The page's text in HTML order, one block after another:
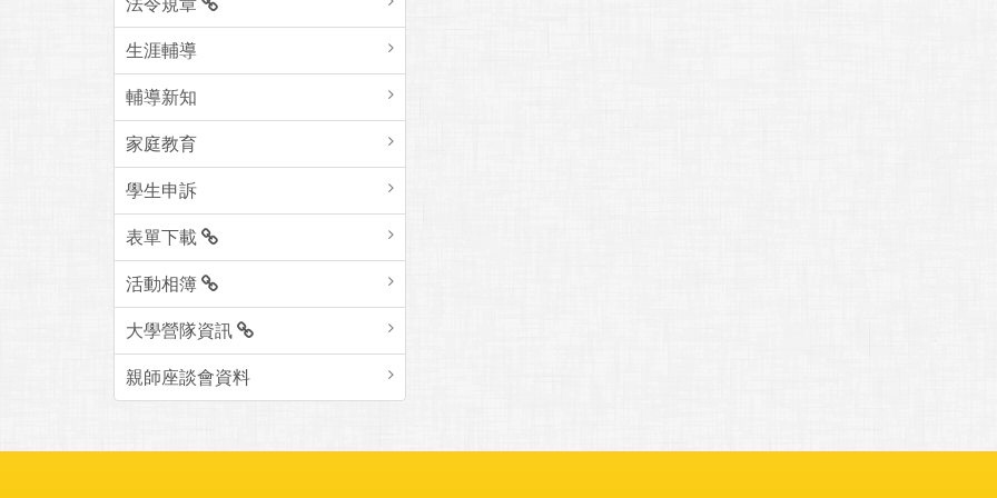
生涯輔導
輔導新知
家庭教育
學生申訴
表單下載
活動相簿
大學營隊資訊
親師座談會資料